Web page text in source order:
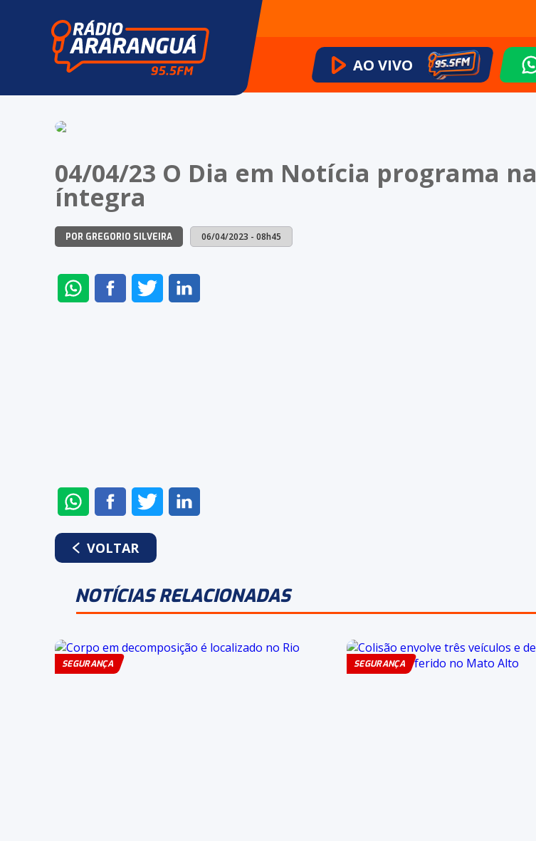
AO VIVO
04/04/23 O Dia em Notícia programa na
íntegra
POR GREGORIO SILVEIRA 06/04/2023 - 08h45
ENVIAR
NO
COMPARTILHAR
NO
COMPARTILHAR
NO
ENVIAR
NO
WHATSAPP
COMPARTILHAR
NO
FACEBOOK
COMPARTILHAR
NO
VOLTAR
NOTÍCIAS RELACIONADAS
SEGURANÇA SEGURANÇA